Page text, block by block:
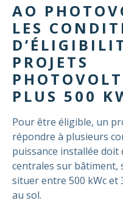
AO
LES
PROJETS
PLUS 500
Pour être éligible, un
répondre à plusieurs
puissance installée doit
centrales sur bâtiment,
situer entre 500 kWc et
au sol.